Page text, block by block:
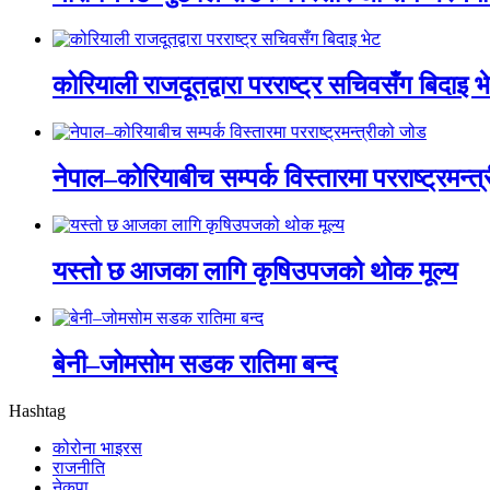
कोरियाली राजदूतद्वारा परराष्ट्र सचिवसँग बिदाइ
नेपाल–कोरियाबीच सम्पर्क विस्तारमा
यस्तो छ आजका लागि कृषिउपजको थोक मूल्य
बेनी–जोमसोम सडक रातिमा बन्द
Hashtag
कोरोना भाइरस
राजनीति